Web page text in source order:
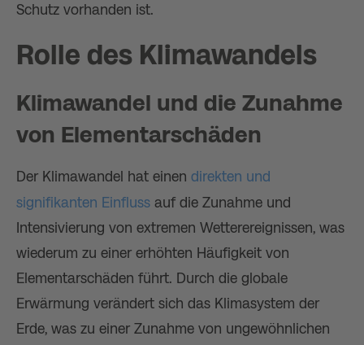
Schutz vorhanden ist.
Rolle des Klimawandels
Klimawandel und die Zunahme
von Elementarschäden
Der Klimawandel hat einen direkten und
signifikanten Einfluss auf die Zunahme und
Intensivierung von extremen Wetterereignissen, was
wiederum zu einer erhöhten Häufigkeit von
Elementarschäden führt. Durch die globale
Erwärmung verändert sich das Klimasystem der
Erde, was zu einer Zunahme von ungewöhnlichen